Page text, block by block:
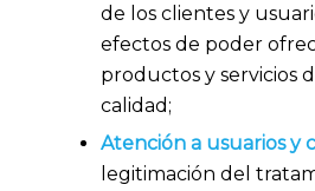
de los clientes y
efectos de poder
productos y servicios
calidad;
Atención a usuarios y
legitimación del